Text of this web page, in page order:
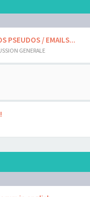
PSEUDOS / EMAILS...
GENERALE